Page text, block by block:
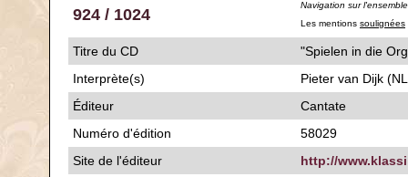
924 / 1024
Navigation sur
Les mentions soulignées
Titre du CD
"Spielen in
Interprète(s)
Pieter van Dijk
Éditeur
Cantate
Numéro d'édition
58029
Site de l'éditeur
http://